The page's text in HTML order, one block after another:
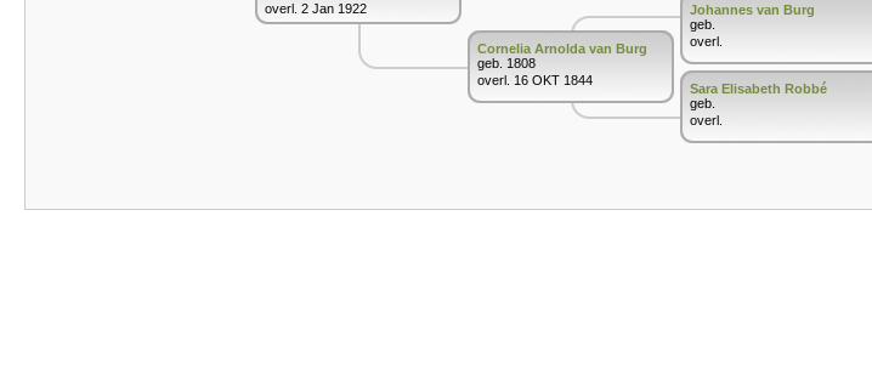
overl. 2 Jan 1922
Cornelia Arnolda van Burg
geb. 1808
overl. 16 OKT 1844
Johannes van Burg
geb.
overl.
Sara Elisabeth Robbé
geb.
overl.